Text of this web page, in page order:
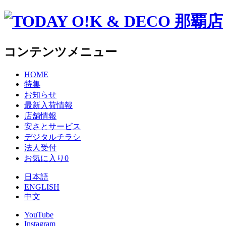
コンテンツメニュー
HOME
特集
お知らせ
最新入荷情報
店舗情報
安さとサービス
デジタルチラシ
法人受付
お気に入り 0
日本語
ENGLISH
中文
YouTube
Instagram